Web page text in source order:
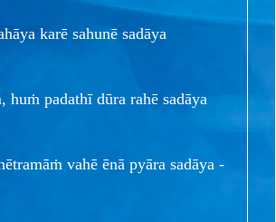
karē sahunē sadāya
huṁ padathī dūra rahē sadāya
vahē ēnā pyāra sadāya -